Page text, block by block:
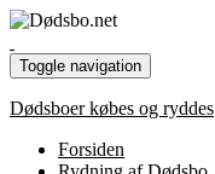
Toggle navigation
Dødsboer købes og ryddes
Forsiden